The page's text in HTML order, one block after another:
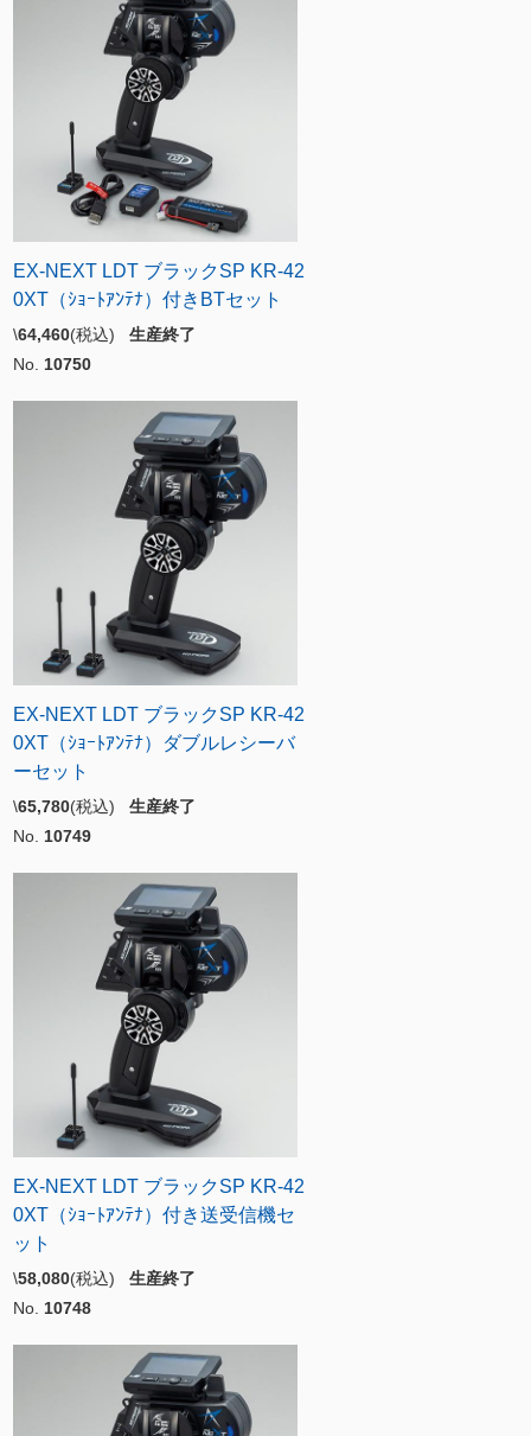
EX-NEXT LDT ブラックSP KR-42
0XT（ｼｮｰﾄｱﾝﾃﾅ）付きBTセット
\64,460(税込) 生産終了
No. 10750
EX-NEXT LDT ブラックSP KR-42
0XT（ｼｮｰﾄｱﾝﾃﾅ）ダブルレシーバ
ーセット
\65,780(税込) 生産終了
No. 10749
EX-NEXT LDT ブラックSP KR-42
0XT（ｼｮｰﾄｱﾝﾃﾅ）付き送受信機セ
ット
\58,080(税込) 生産終了
No. 10748